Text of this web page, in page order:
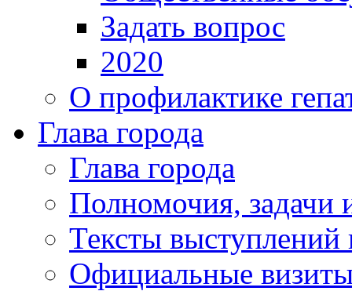
Задать вопрос
2020
О профилактике
Глава города
Глава города
Полномочия, задачи
Тексты выступлений
Официальные